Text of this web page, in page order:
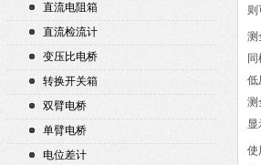
直流电阻箱
直流检流计
变压比电桥
转换开关箱
双臂电桥
单臂电桥
电位差计
测
低
测
使